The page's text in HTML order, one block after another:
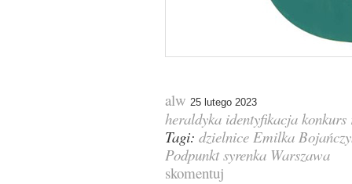
alw 25 lutego 2023
heraldyka identyfikacja konkurs
Tagi: dzielnice Emilka
Podpunkt syrenka Warszawa
skomentuj